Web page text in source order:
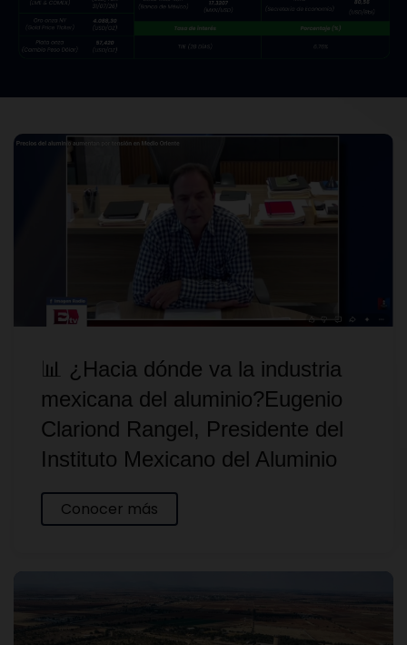
📊 ¿Hacia dónde va la industria
mexicana del aluminio?​Eugenio
Clariond Rangel, Presidente del
Instituto Mexicano del Aluminio
Conocer más